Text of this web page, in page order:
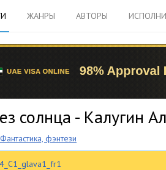
ЖАНРЫ АВТОРЫ
солнца - Калугин
Фантастика, фэнтези